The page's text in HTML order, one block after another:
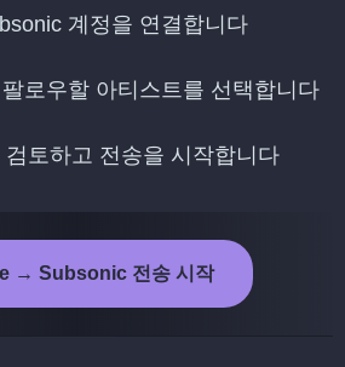
계정을 연결합니다
로우할 아티스트를 선택합니다
토하고 전송을 시작합니다
→ Subsonic 전송 시작